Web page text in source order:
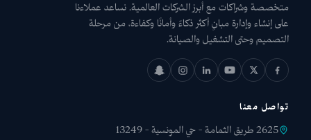
متخصصة وشراكات مع أبرز الشركات العالمية. نساعد عملاءنا
على إنشاء وإدارة مبانٍ أكثر ذكاءً وأمانًا وكفاءة، من مرحلة
التصميم وحتى التشغيل والصيانة.
تواصل معنا
2625 طريق الثمامة - حي المونسية - 13249